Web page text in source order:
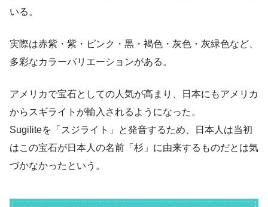
いる。
実際は赤紫・紫・ピンク・黒・褐色・灰色・灰緑色など、
多彩なカラーバリエーションがある。
アメリカで宝石としての人気が高まり、日本にもアメリカ
からスギライトが輸入されるようになった。
Sugiliteを「スジライト」と発音するため、日本人は当初
はこの宝石が日本人の名前「杉」に由来するものだとは気
づかなかったという。